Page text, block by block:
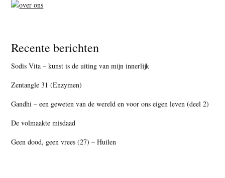
Recente berichten
Sodis Vita – kunst is de uiting van mijn innerlijk
Zentangle 31 (Enzymen)
Gandhi – een geweten van de wereld en voor ons eigen leven (deel 2)
De volmaakte misdaad
Geen dood, geen vrees (27) – Huilen